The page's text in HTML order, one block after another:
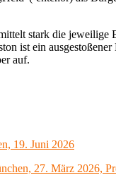
stark die
ist ein
auf.
19. Juni 2026
27. März 2026,